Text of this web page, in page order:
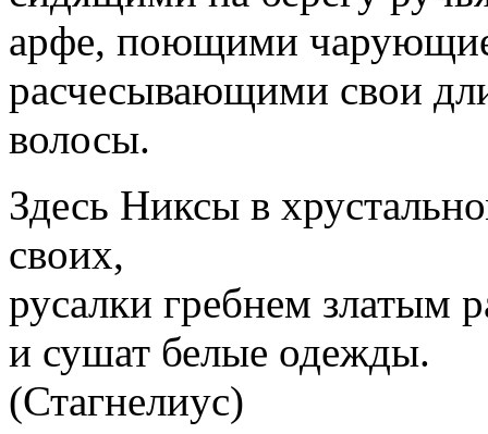
арфе, поющими
расчесывающими свои
волосы.
Здесь Никсы в
своих,
русалки гребнем златым
и сушат белые одежды.
(Стагнелиус)